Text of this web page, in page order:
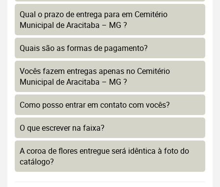
Qual o prazo de entrega para em Cemitério
Municipal de Aracitaba – MG ?
Quais são as formas de pagamento?
Vocês fazem entregas apenas no Cemitério
Municipal de Aracitaba – MG ?
Como posso entrar em contato com vocês?
O que escrever na faixa?
A coroa de flores entregue será idêntica à foto do
catálogo?